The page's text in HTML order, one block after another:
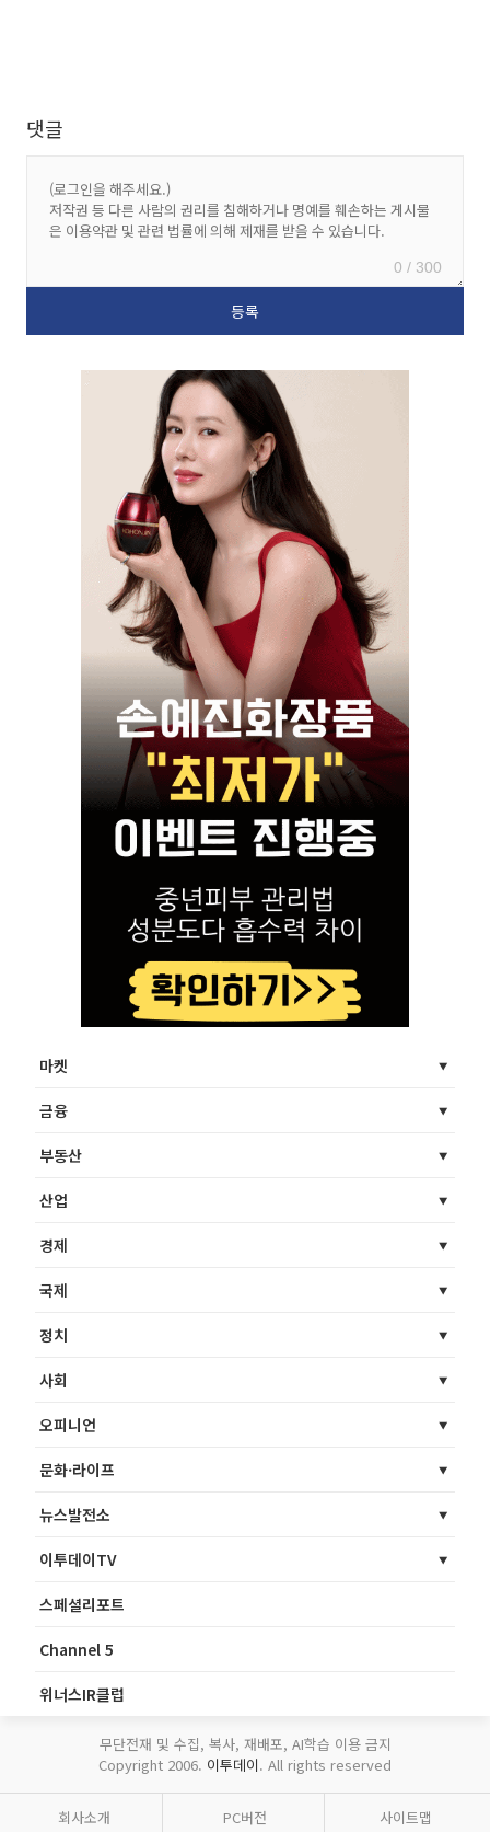
댓글
0 / 300
마켓
금융
부동산
산업
경제
국제
정치
사회
오피니언
문화·라이프
뉴스발전소
이투데이TV
스페셜리포트
Channel 5
위너스IR클럽
무단전재 및 수집, 복사, 재배포, AI학습 이용 금지
Copyright 2006. 이투데이. All rights reserved
회사소개 PC버전 사이트맵